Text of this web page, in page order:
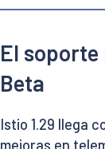
El
Beta
Istio 1.29 llega
mejoras en